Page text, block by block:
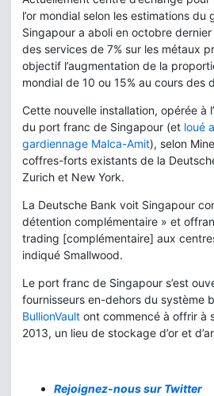
l’or mondial selon les estimations du
Singapour a aboli en octobre
des services de 7% sur les métaux
objectif l’augmentation de la
mondial de 10 ou 15% au cours des
Cette nouvelle installation, opérée à
du port franc de Singapour (et loué
gardiennage Malca-Amit), selon
coffres-forts existants de la
Zurich et New York.
La Deutsche Bank voit Singapour
détention complémentaire » et
trading [complémentaire] aux
indiqué Smallwood.
Le port franc de Singapour s’est
fournisseurs en-dehors du système
BullionVault ont commencé à offrir à
2013, un lieu de stockage d’or et
Rejoignez-nous sur Twitter